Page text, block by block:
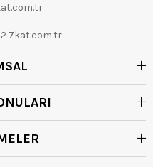
7kat.com.tr